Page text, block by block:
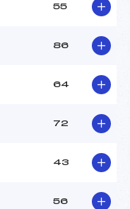
55
86
64
72
43
56